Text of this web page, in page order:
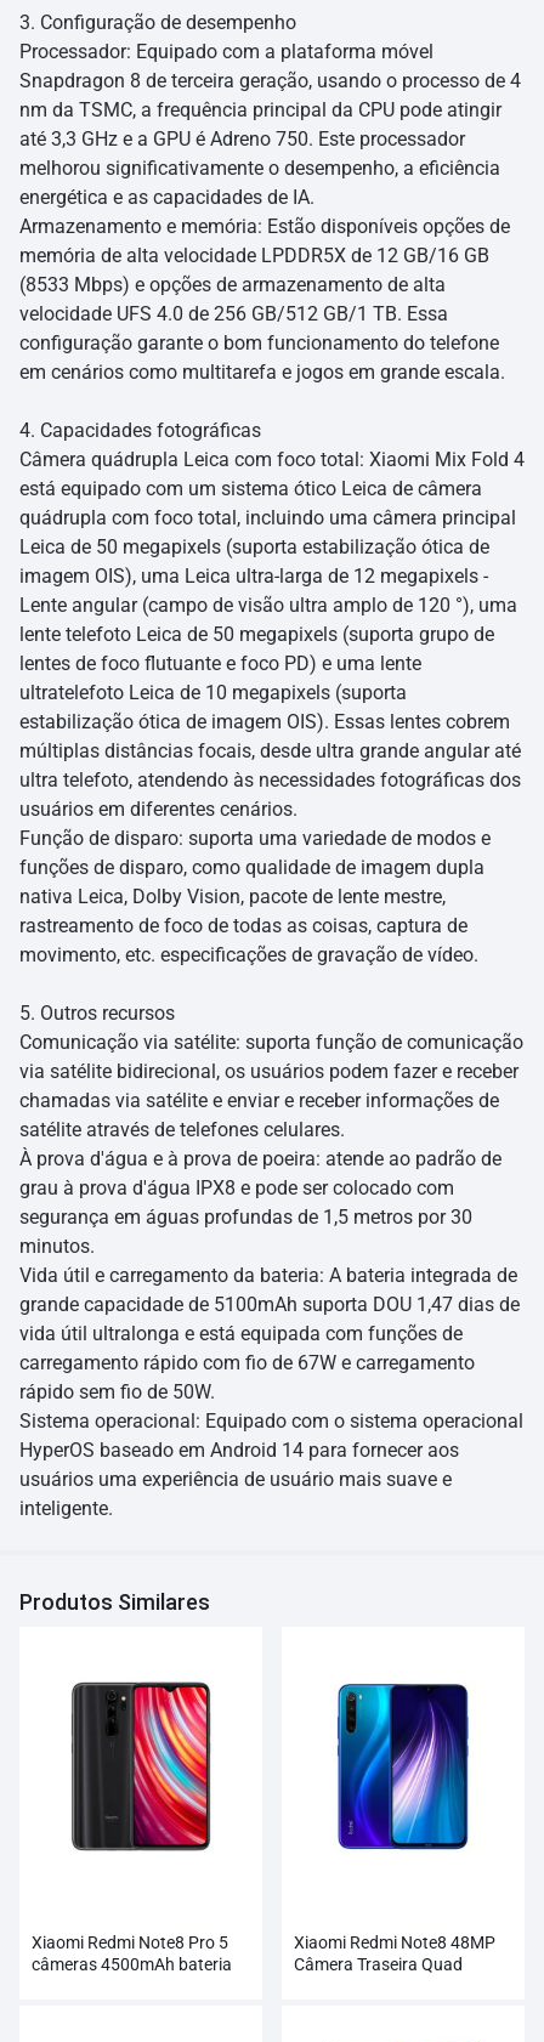
3. Configuração de desempenho
Processador: Equipado com a plataforma móvel
Snapdragon 8 de terceira geração, usando o processo de 4
nm da TSMC, a frequência principal da CPU pode atingir
até 3,3 GHz e a GPU é Adreno 750. Este processador
melhorou significativamente o desempenho, a eficiência
energética e as capacidades de IA.
Armazenamento e memória: Estão disponíveis opções de
memória de alta velocidade LPDDR5X de 12 GB/16 GB
(8533 Mbps) e opções de armazenamento de alta
velocidade UFS 4.0 de 256 GB/512 GB/1 TB. Essa
configuração garante o bom funcionamento do telefone
em cenários como multitarefa e jogos em grande escala.
4. Capacidades fotográficas
Câmera quádrupla Leica com foco total: Xiaomi Mix Fold 4
está equipado com um sistema ótico Leica de câmera
quádrupla com foco total, incluindo uma câmera principal
Leica de 50 megapixels (suporta estabilização ótica de
imagem OIS), uma Leica ultra-larga de 12 megapixels -
Lente angular (campo de visão ultra amplo de 120 °), uma
lente telefoto Leica de 50 megapixels (suporta grupo de
lentes de foco flutuante e foco PD) e uma lente
ultratelefoto Leica de 10 megapixels (suporta
estabilização ótica de imagem OIS). Essas lentes cobrem
múltiplas distâncias focais, desde ultra grande angular até
ultra telefoto, atendendo às necessidades fotográficas dos
usuários em diferentes cenários.
Função de disparo: suporta uma variedade de modos e
funções de disparo, como qualidade de imagem dupla
nativa Leica, Dolby Vision, pacote de lente mestre,
rastreamento de foco de todas as coisas, captura de
movimento, etc. especificações de gravação de vídeo.
5. Outros recursos
Comunicação via satélite: suporta função de comunicação
via satélite bidirecional, os usuários podem fazer e receber
chamadas via satélite e enviar e receber informações de
satélite através de telefones celulares.
À prova d'água e à prova de poeira: atende ao padrão de
grau à prova d'água IPX8 e pode ser colocado com
segurança em águas profundas de 1,5 metros por 30
minutos.
Vida útil e carregamento da bateria: A bateria integrada de
grande capacidade de 5100mAh suporta DOU 1,47 dias de
vida útil ultralonga e está equipada com funções de
carregamento rápido com fio de 67W e carregamento
rápido sem fio de 50W.
Sistema operacional: Equipado com o sistema operacional
HyperOS baseado em Android 14 para fornecer aos
usuários uma experiência de usuário mais suave e
inteligente.
Produtos Similares
Xiaomi Redmi Note8 Pro 5
câmeras 4500mAh bateria
Xiaomi Redmi Note8 48MP
Câmera Traseira Quad